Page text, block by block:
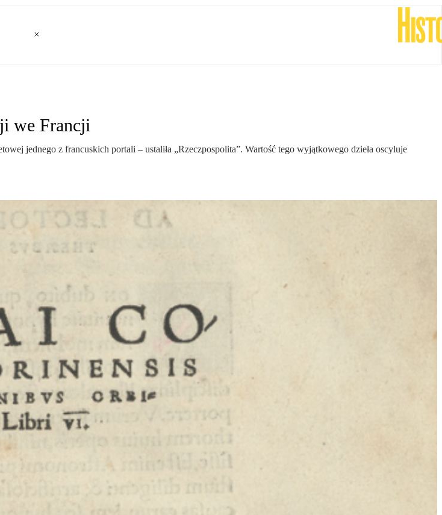
we Francji
jednego z francuskich portali – ustaliła „Rzeczpospolita”. Wartość tego wyjątkowego dzieła oscyluje